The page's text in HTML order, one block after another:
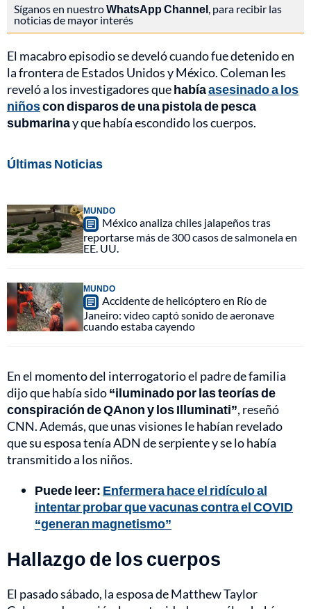
Síganos en nuestroWhatsApp Channel, para recibir las
noticias de mayor interés
El macabro episodio se develó cuando fue detenido en
la frontera de Estados Unidos y México. Coleman les
reveló a los investigadores quehabíaasesinado a los
niñoscon disparos de una pistola de pesca
submarinay que había escondido los cuerpos.
Últimas Noticias
MUNDO
México analiza chiles jalapeños tras
reportarse más de 300 casos de salmonela en
EE. UU.
MUNDO
Accidente de helicóptero en Río de
Janeiro: video captó sonido de aeronave
cuando estaba cayendo
En el momento del interrogatorio el padre de familia
dijo que había sido“iluminado por las teorías de
conspiración de QAnon y los Illuminati”, reseñó
CNN. Además, que unas visiones le habían revelado
que su esposa tenía ADN de serpiente y se lo había
transmitido a los niños.
Puede leer: Enfermera hace el ridículo al
intentar probar que vacunas contra el COVID
“generan magnetismo”
Hallazgo de los cuerpos
El pasado sábado, la esposa de Matthew Taylor